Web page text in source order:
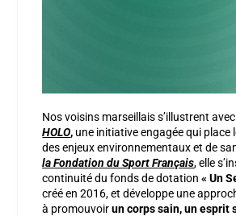
Nos voisins marseillais s’illustrent
HOLO, une initiative engagée qui
des enjeux environnementaux et de
la Fondation du Sport Français, elle
continuité du fonds de dotation« Un
créé en 2016, et développe une
à promouvoirun corps sain, un esprit